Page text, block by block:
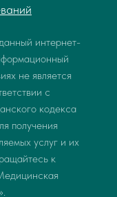
интернет-
не является
с
кодекса
получения
услуг и их
к